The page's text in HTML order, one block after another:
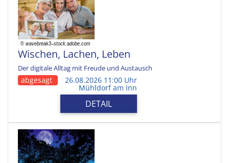
Wischen, Lachen, Leben
Der digitale Alltag mit Freude und Austausch
abgesagt 26.08.2026 11:00 Uhr
Mühldorf am Inn
DETAIL